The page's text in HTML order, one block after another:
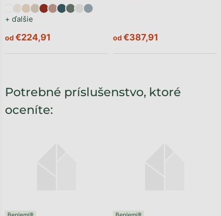
+ ďalšie
od€224,91 od€387,91
Potrebné príslušenstvo, ktoré
oceníte: